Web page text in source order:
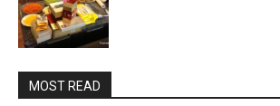
MOST READ